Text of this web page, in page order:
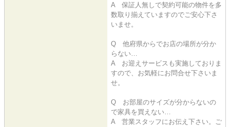
A 保証人無しで契約可能の物件を多
数取り揃えていますのでご安心下さ
いませ。
Q 他府県からでお店の場所が分か
らない…
A お迎えサービスも実施しておりま
すので、お気軽にお問合せ下さいま
せ。
Q お部屋のサイズが分からないの
で家具を買えない…
A 営業スタッフにお伝え下さい。ご